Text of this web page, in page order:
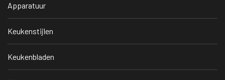
Apparatuur
Keukenstijlen
Keukenbladen